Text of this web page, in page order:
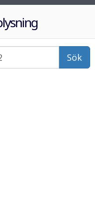
Sök